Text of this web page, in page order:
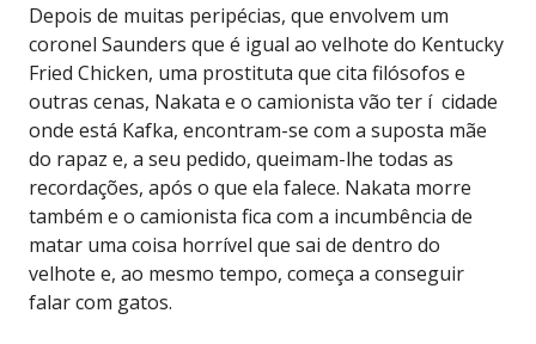
Depois de muitas peripécias, que envolvem um
coronel Saunders que é igual ao velhote do Kentucky
Fried Chicken, uma prostituta que cita filósofos e
outras cenas, Nakata e o camionista vão ter í cidade
onde está Kafka, encontram-se com a suposta mãe
do rapaz e, a seu pedido, queimam-lhe todas as
recordações, após o que ela falece. Nakata morre
também e o camionista fica com a incumbência de
matar uma coisa horrível que sai de dentro do
velhote e, ao mesmo tempo, começa a conseguir
falar com gatos.